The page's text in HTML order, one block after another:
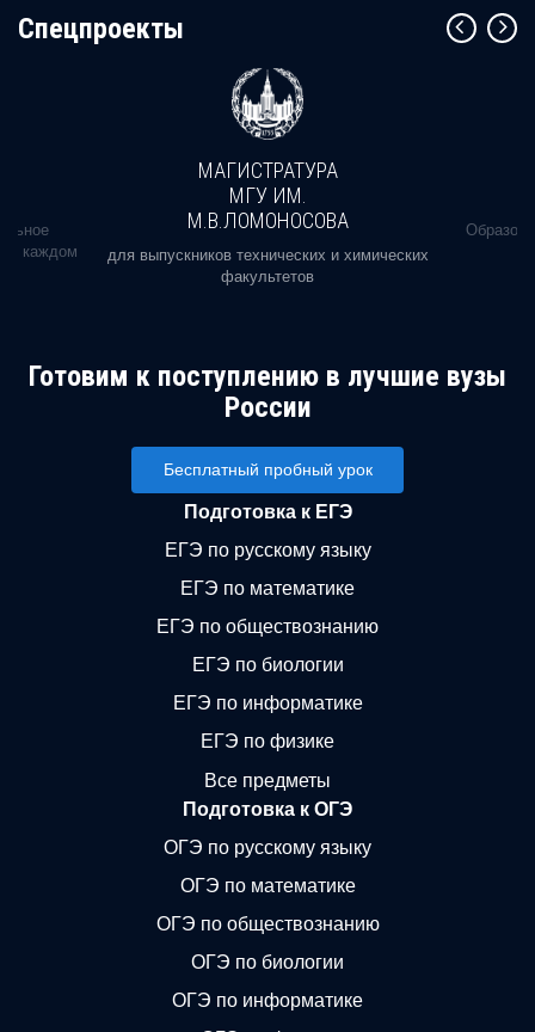
Cпецпроекты
в каждом
МАГИСТРАТУРА
МГУ ИМ.
М.В.ЛОМОНОСОВА
для выпускников технических и химических
факультетов
Готовим к поступлению в лучшие вузы
России
Бесплатный пробный урок
Подготовка к ЕГЭ
ЕГЭ по русскому языку
ЕГЭ по математике
ЕГЭ по обществознанию
ЕГЭ по биологии
ЕГЭ по информатике
ЕГЭ по физике
Все предметы
Подготовка к ОГЭ
ОГЭ по русскому языку
ОГЭ по математике
ОГЭ по обществознанию
ОГЭ по биологии
ОГЭ по информатике